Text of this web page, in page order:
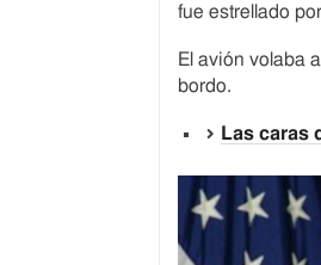
fue estrellado
El avión volaba
bordo.
Las caras